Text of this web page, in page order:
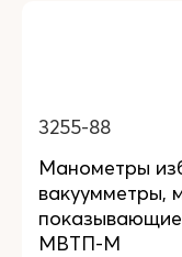
3255-88
Манометры
вакуумметры,
МВТП-М